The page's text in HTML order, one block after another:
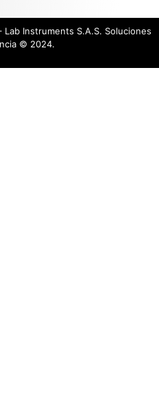
Instruments S.A.S. Soluciones
© 2024.